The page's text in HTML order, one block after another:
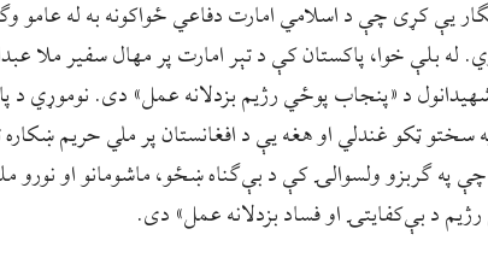
یې کړی چې د اسلامي امارت دفاعي ځواکونه به له عامو
له بلې خوا، پاکستان کې د تېر امارت پر مهال سفیر ملا
د «پنجاب پوځي رژیم بزدلانه عمل» دی. نوموړي د
سختو ټکو غندلي او هغه یې د افغانستان پر ملي حریم
په ګربزو ولسوالۍ کې د بې‌ګناه ښځو، ماشومانو او نورو
د بې‌کفایتۍ او فساد بزدلانه عمل» دی.